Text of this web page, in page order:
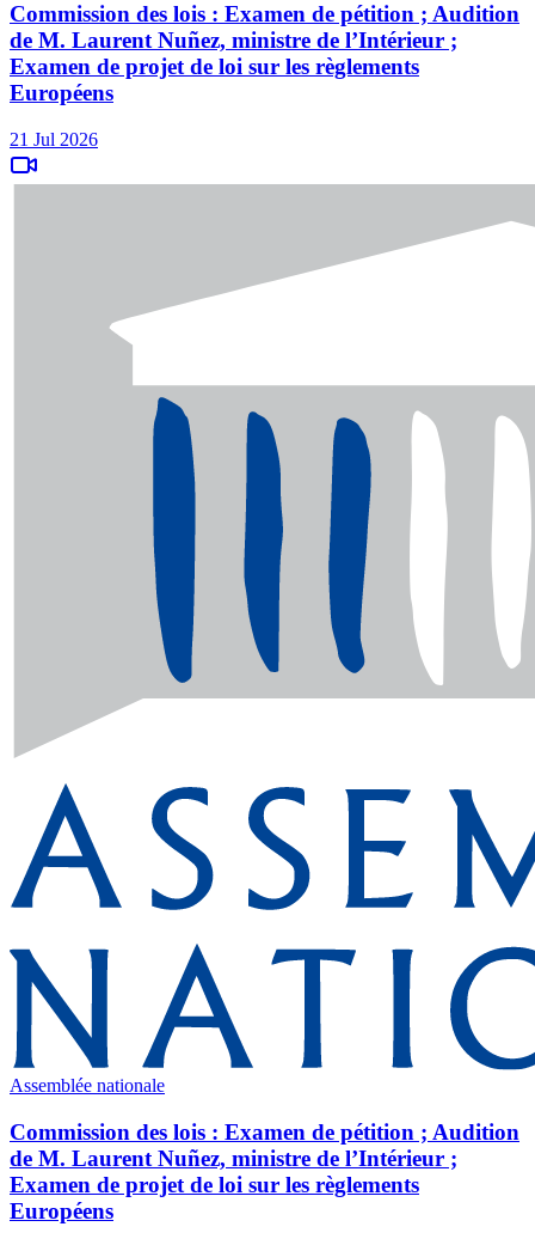
Commission des lois : Examen de pétition ; Audition
de M. Laurent Nuñez, ministre de l’Intérieur ;
Examen de projet de loi sur les règlements
Européens
21 Jul 2026
Assemblée nationale
Commission des lois : Examen de pétition ; Audition
de M. Laurent Nuñez, ministre de l’Intérieur ;
Examen de projet de loi sur les règlements
Européens